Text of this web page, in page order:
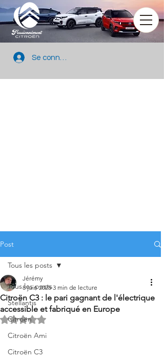
Se connecter
Post
Tous les posts
Stellantis
Citroën
Citroën Ami
Citroën C3
Tous les posts
Citroën C3 : le pari gagnant de l'électrique
accessible et fabriqué en Europe
Jérémy
8 juin 2025 3 min de lecture
Noté NaN étoiles sur 5.